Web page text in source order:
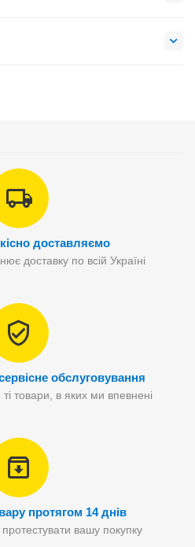
доставляємо
доставку по всій Україні
обслуговування
товари, в яких ми впевнені
протягом 14 днів
вашу покупку